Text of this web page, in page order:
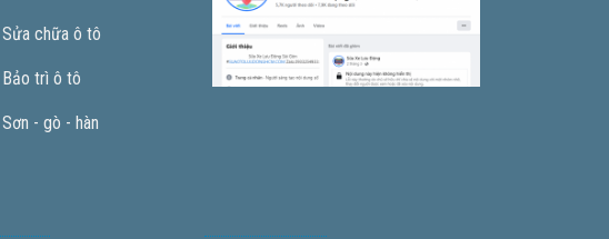
Sửa chữa ô tô
Bảo trì ô tô
Sơn - gò - hàn